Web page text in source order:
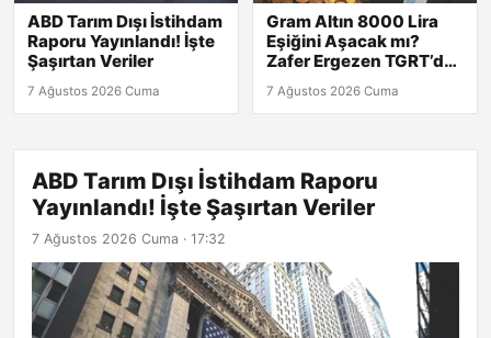
ABD Tarım Dışı İstihdam
Raporu Yayınlandı! İşte
Şaşırtan Veriler
7 Ağustos 2026 Cuma
Gram Altın 8000 Lira
Eşiğini Aşacak mı?
Zafer Ergezen TGRT’de
7 Ağustos 2026 Cuma
ABD Tarım Dışı İstihdam Raporu
Yayınlandı! İşte Şaşırtan Veriler
7 Ağustos 2026 Cuma · 17:32